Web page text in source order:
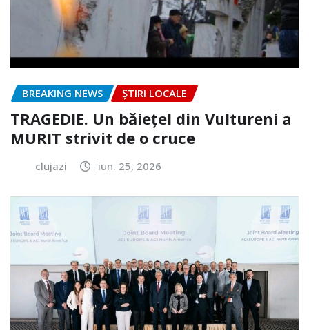
BREAKING NEWS ȘTIRI LOCALE
TRAGEDIE. Un băiețel din Vultureni a
MURIT strivit de o cruce
clujazi iun. 25, 2026